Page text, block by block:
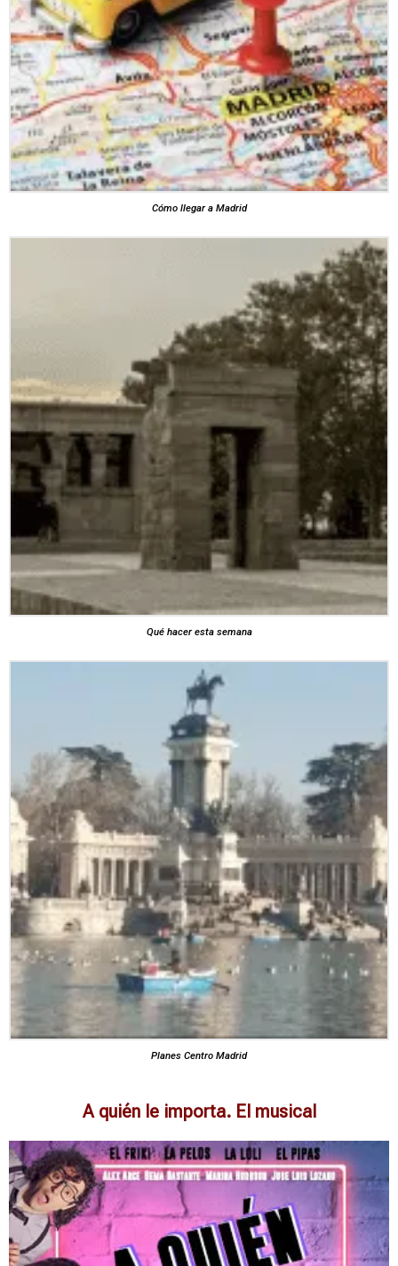
Cómo llegar a Madrid
Qué hacer esta semana
Planes Centro Madrid
A quién le importa. El musical